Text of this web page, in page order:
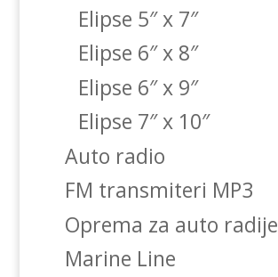
Elipse 5″ x 7″
Elipse 6″ x 8″
Elipse 6″ x 9″
Elipse 7″ x 10″
Auto radio
FM transmiteri MP3
Oprema za auto radije
Marine Line